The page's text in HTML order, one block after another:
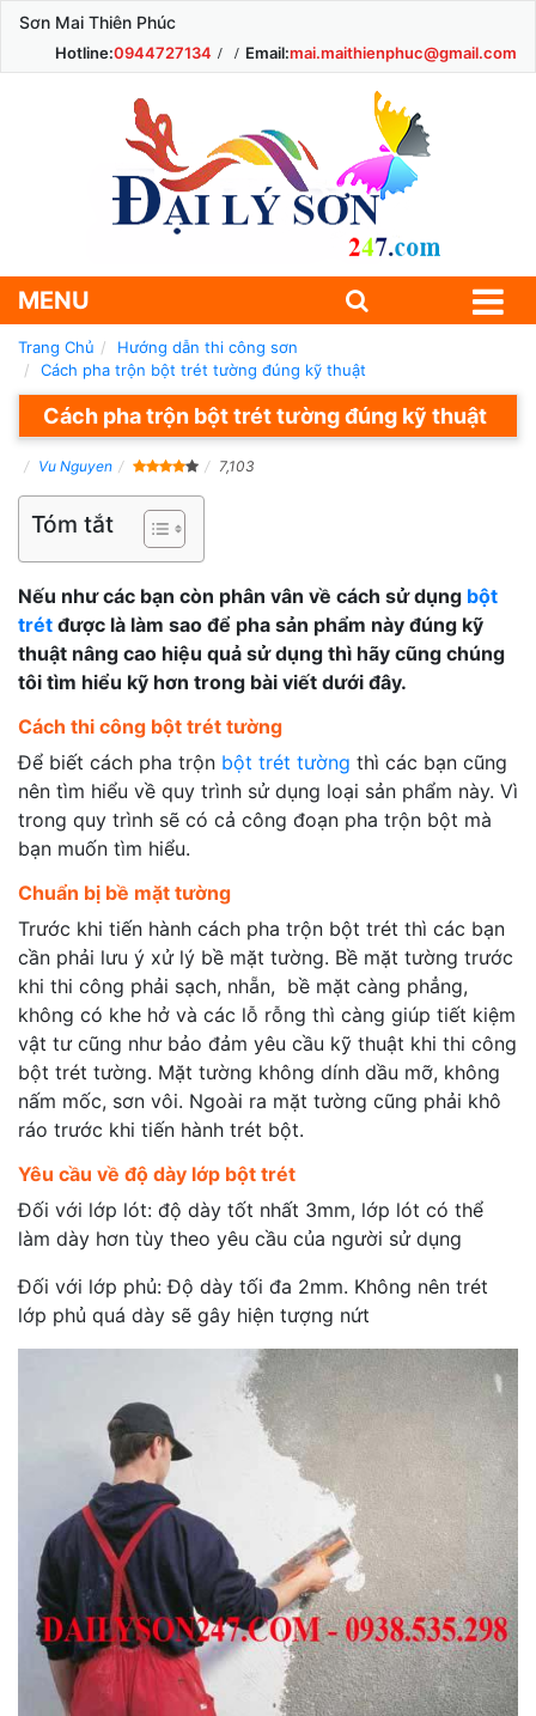
Sơn Mai Thiên Phúc
Hotline:0944727134 Email:mai.maithienphuc@gmail.com
MENU
Trang Chủ
Hướng dẫn thi công sơn
Cách pha trộn bột trét tường đúng kỹ thuật
Cách pha trộn bột trét tường đúng kỹ thuật
Vu Nguyen 7,103
Tóm tắt
Nếu như các bạn còn phân vân về cách sử dụng bột
trét được là làm sao để pha sản phẩm này đúng kỹ
thuật nâng cao hiệu quả sử dụng thì hãy cũng chúng
tôi tìm hiểu kỹ hơn trong bài viết dưới đây.
Cách thi công bột trét tường
Để biết cách pha trộn bột trét tường thì các bạn cũng
nên tìm hiểu về quy trình sử dụng loại sản phẩm này. Vì
trong quy trình sẽ có cả công đoạn pha trộn bột mà
bạn muốn tìm hiểu.
Chuẩn bị bề mặt tường
Trước khi tiến hành cách pha trộn bột trét thì các bạn
cần phải lưu ý xử lý bề mặt tường. Bề mặt tường trước
khi thi công phải sạch, nhẵn, bề mặt càng phẳng,
không có khe hở và các lỗ rỗng thì càng giúp tiết kiệm
vật tư cũng như bảo đảm yêu cầu kỹ thuật khi thi công
bột trét tường. Mặt tường không dính dầu mỡ, không
nấm mốc, sơn vôi. Ngoài ra mặt tường cũng phải khô
ráo trước khi tiến hành trét bột.
Yêu cầu về độ dày lớp bột trét
Đối với lớp lót: độ dày tốt nhất 3mm, lớp lót có thể
làm dày hơn tùy theo yêu cầu của người sử dụng
Đối với lớp phủ: Độ dày tối đa 2mm. Không nên trét
lớp phủ quá dày sẽ gây hiện tượng nứt